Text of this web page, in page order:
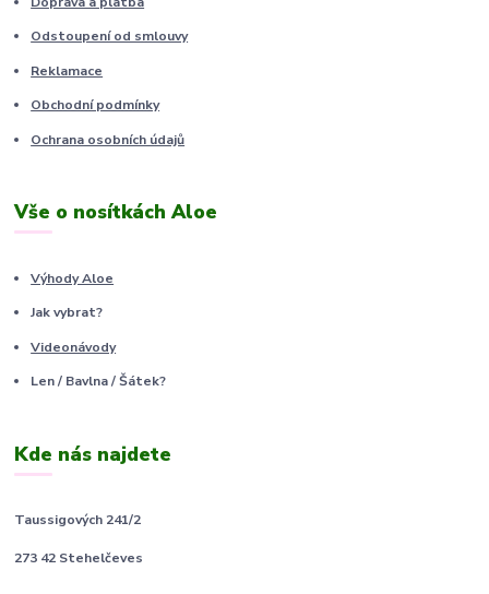
Odstoupení od smlouvy
Reklamace
Obchodní podmínky
Ochrana osobních údajů
Vše o nosítkách Aloe
Výhody Aloe
Jak vybrat?
Videonávody
Len / Bavlna / Šátek?
Kde nás najdete
Taussigových 241/2
273 42 Stehelčeves